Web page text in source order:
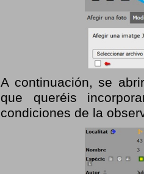
A continuación, se
que queréis
condiciones de la